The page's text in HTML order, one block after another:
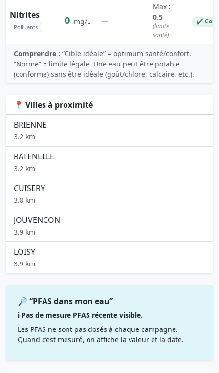
Nitrites
Polluants
0 mg/L —
Max :
0.5
(limite
santé)
✔
Comprendre : “Cible idéale” = optimum santé/confort.
“Norme” = limite légale. Une eau peut être potable
(conforme) sans être idéale (goût/chlore, calcaire, etc.).
📍 Villes à proximité
BRIENNE
3.2 km
RATENELLE
3.2 km
CUISERY
3.8 km
JOUVENCON
3.9 km
LOISY
3.9 km
🔎 “PFAS dans mon eau”
ℹ️ Pas de mesure PFAS récente visible.
Les PFAS ne sont pas dosés à chaque campagne.
Quand c’est mesuré, on affiche la valeur et la date.